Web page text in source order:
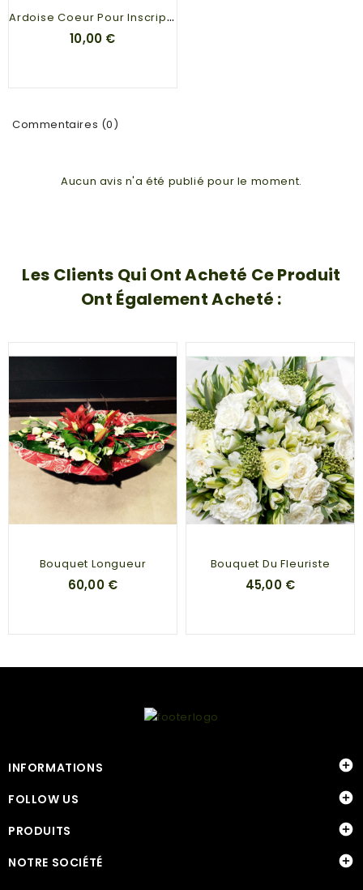
A
Rdoise Coeur Pour Inscriprion
10,00 €
Commentaires (0)
Aucun avis n'a été publié pour le moment.
Les Clients Qui Ont Acheté Ce Produit
Ont Également Acheté :
Bouquet Longueur
60,00 €
Bouquet Du Fleuriste
45,00 €
INFORMATIONS 
FOLLOW US 
PRODUITS 
NOTRE SOCIÉTÉ 